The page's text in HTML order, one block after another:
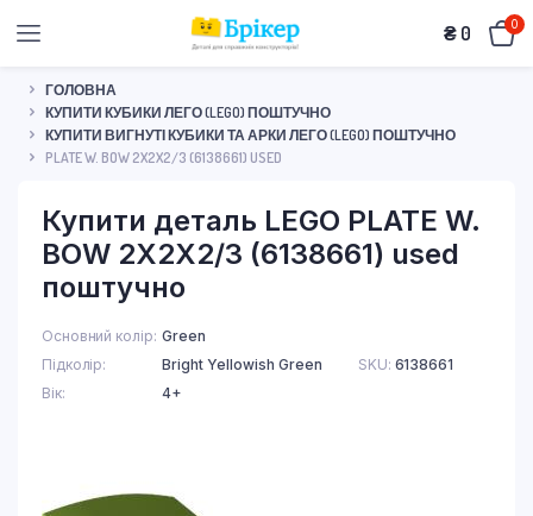
₴ 0 0
ГОЛОВНА
КУПИТИ КУБИКИ ЛЕГО (LEGO) ПОШТУЧНО
КУПИТИ ВИГНУТІ КУБИКИ ТА АРКИ ЛЕГО (LEGO) ПОШТУЧНО
PLATE W. BOW 2X2X2/3 (6138661) USED
Купити деталь LEGO PLATE W.
BOW 2X2X2/3 (6138661) used
поштучно
Основний колір Green
Підколір
Bright Yellowish Green
Вік
4+
SKU: 6138661